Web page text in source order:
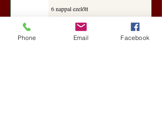
6 nappal ezelőtt
Phone Email Facebook